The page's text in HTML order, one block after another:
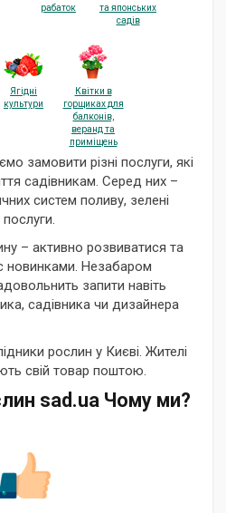
рабаток
та японських
садів
Ягідні
культури
Квітки в
горщиках для
балконів,
веранд та
приміщень
замовити різні послуги, які
садівникам. Серед них –
систем поливу, зелені
послуги.
– активно розвиватися та
новинками. Незабаром
запити навіть
садівника чи дизайнера
рослин у Києві. Жителі
свій товар поштою.
sad.ua Чому ми?